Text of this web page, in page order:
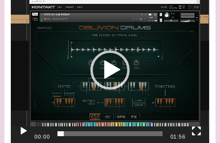
画
00:00 01:56